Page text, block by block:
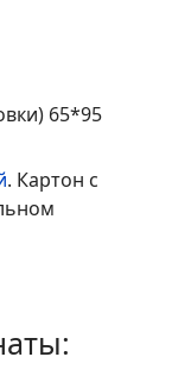
65*95
. Картон с